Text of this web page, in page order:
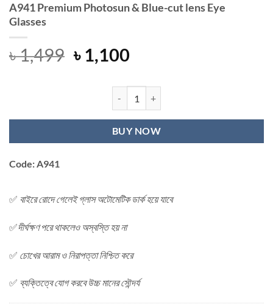
A941 Premium Photosun & Blue-cut lens Eye
Glasses
৳1,499 Original
price
৳ 1,499.
৳ 1,100Current
is:
৳ 1,100.
A941 Premium Photosun & Blue-
BUY NOW
Code: A941
✅ বাইরে রোদে গেলেই গ্লাস অটোমেটিক ডার্ক হয়ে যাবে
✅দীর্ঘক্ষণ পরে থাকলেও অস্বস্তি হয় না
✅ চোখের আরাম ও নিরাপত্তা নিশ্চিত করে
✅ ব্যক্তিত্বে যোগ করবে উচ্চ মানের সৌন্দর্য